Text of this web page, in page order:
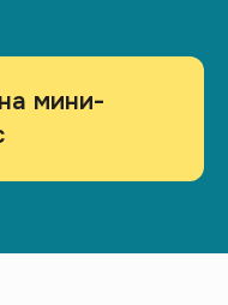
мини-